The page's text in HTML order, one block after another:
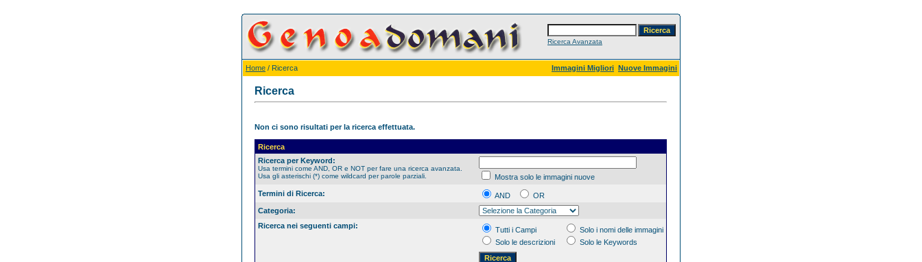
Ricerca Avanzata
Home / Ricerca Immagini Migliori Nuove Immagini
Ricerca
Non ci sono risultati per la ricerca effettuata.
Ricerca
Ricerca per Keyword:
Usa termini come AND, OR e NOT per fare una ricerca avanzata.
Usa gli asterischi (*) come wildcard per parole parziali.
Mostra solo le immagini nuove
Termini di Ricerca:
AND
OR
Categoria:
Ricerca nei seguenti campi:
Tutti i Campi
Solo i nomi delle immagini
Solo le descrizioni
Solo le Keywords